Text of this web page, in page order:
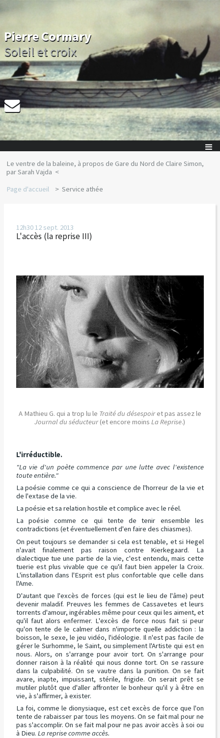
Pierre Cormary
Soleil et croix
Le ventre de la baleine, à propos de Gare du Nord de Claire Simon,
par Sarah Vajda
Page d'accueil
Service athée
12h3012 sept. 2013
L'accès (la reprise III)
A Mathieu G. qui a trop lu le Traité du désespoiret pas assez le
Journal du séducteur(et encore moinsLa Reprise.)
L'irréductible.
"La vie d'un poète commence par une lutte avec l'existence
toute entière."
La poésie comme ce qui a conscience de l'horreur de la vie et
de l'extase de la vie.
La poésie et sa relation hostile et complice avec le réel.
La poésie comme ce qui tente de tenir ensemble les
contradictions (et éventuellement d'en faire des chiasmes).
On peut toujours se demander si cela est tenable, et si Hegel
n'avait finalement pas raison contre Kierkegaard. La
dialectique tue une partie de la vie, c'est entendu, mais cette
tuerie est plus vivable que ce qu'il faut bien appeler la Croix.
L'installation dans l'Esprit est plus confortable que celle dans
l'Ame.
D'autant que l'excès de forces (qui est le lieu de l'âme) peut
devenir maladif. Preuves les femmes de Cassavetes et leurs
torrents d'amour, ingérables même pour ceux qui les aiment, et
qu'il faut alors enfermer. L'excès de force nous fait si peur
qu'on tente de le calmer dans n'importe quelle addiction : la
boisson, le sexe, le jeu vidéo, l'idéologie. Il n'est pas facile de
gérer le Surhomme, le Saint, ou simplement l'Artiste qui est en
nous. Alors, on s'arrange pour avoir tort. On s'arrange pour
donner raison à la réalité qui nous donne tort. On se rassure
dans la culpabilité. On se vautre dans la punition. On se fait
avare, inapte, impuissant, stérile, frigide. On serait prêt se
mutiler plutôt que d'aller affronter le bonheur qu'il y à être en
vie, à s'affirmer, à exister.
La foi, comme le dionysiaque, est cet excès de force que l'on
tente de rabaisser par tous les moyens. On se fait mal pour ne
pas s'accomplir. On se fait mal pour ne pas avoir accès à soi ou
à Dieu. La reprise comme accès.